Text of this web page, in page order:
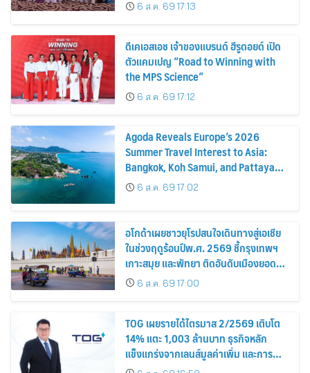
6 ส.ค. 69 17:13
ดีเคเอสเอช เจ้าของแบรนด์ ฮีรูดอยด์ เปิด
ตัวแคมเปญ “Road to Winning with
the MPS Science”
6 ส.ค. 69 17:12
Agoda Reveals Europe’s 2026
Summer Travel Interest to Asia:
Bangkok, Koh Samui, and Pattaya
Among the Top Cities
6 ส.ค. 69 17:02
อโกด้าเผยชาวยุโรปสนใจเดินทางสู่เอเชีย
ในช่วงฤดูร้อนปีพ.ศ. 2569 ชี้กรุงเทพฯ
เกาะสมุย และพัทยา ติดอันดับเมืองยอด
นิยม6 ส.ค. 69 17:00
TOG เผยรายได้ไตรมาส 2/2569 เติบโต
14% แตะ 1,003 ล้านบาท ธุรกิจหลัก
แข็งแกร่งจากเลนส์มูลค่าเพิ่ม และการ
ขยายตลาดต่างประเทศ พร้อมเดินหน้า